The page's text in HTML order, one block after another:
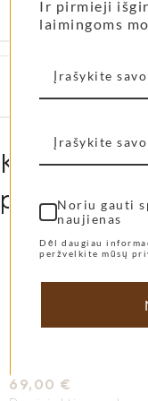
Kolekcija
Kitos mūsų
pamiltos
Shangies
Pearly
69,00 €
Ir pirmieji
laimingoms
Noriu gauti
naujienas
Dėl daugiau
peržvelkite mūsų